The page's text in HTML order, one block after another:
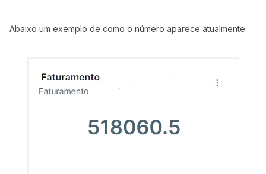
Abaixo um exemplo de como o número aparece atualmente: